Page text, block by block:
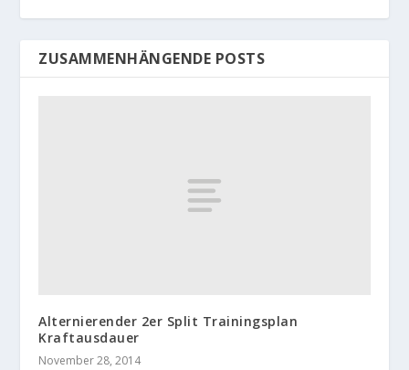
ZUSAMMENHÄNGENDE POSTS
Alternierender 2er Split Trainingsplan
Kraftausdauer
November 28, 2014